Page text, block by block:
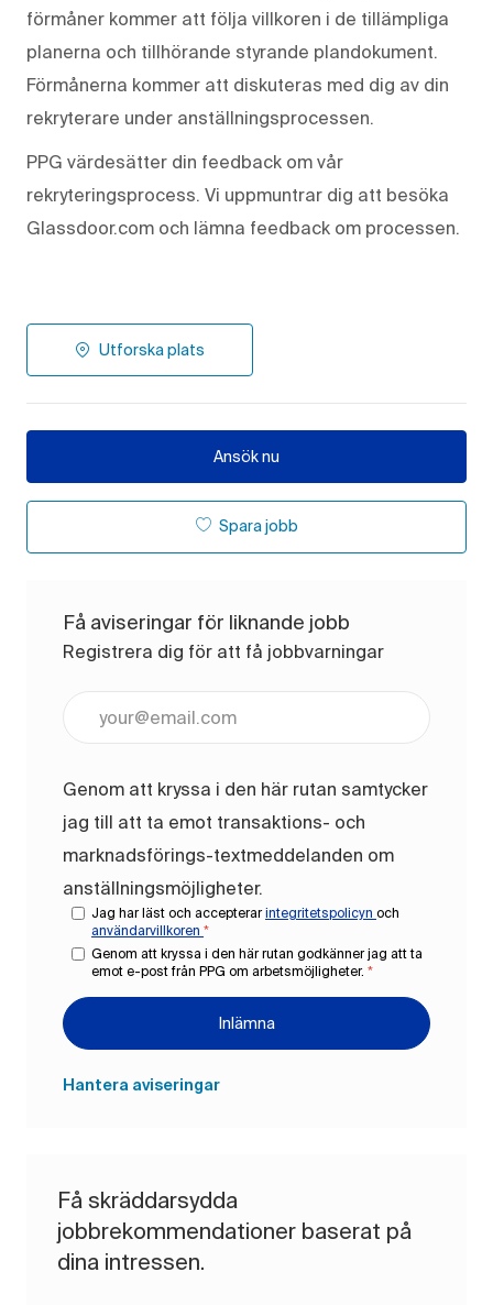
förmåner kommer att följa villkoren i de tillämpliga
planerna och tillhörande styrande plandokument.
Förmånerna kommer att diskuteras med dig av din
rekryterare under anställningsprocessen.
PPG värdesätter din feedback om vår
rekryteringsprocess. Vi uppmuntrar dig att besöka
Glassdoor.com och lämna feedback om processen.
Utforska plats
Ansök nu
Spara jobb
Få aviseringar för liknande jobb
Registrera dig för att få jobbvarningar
Genom att kryssa i den här rutan samtycker
jag till att ta emot transaktions- och
marknadsförings-textmeddelanden om
anställningsmöjligheter.
Jag har läst och accepterarintegritetspolicyn och
användarvillkoren *
Genom att kryssa i den här rutan godkänner jag att ta
emot e-post från PPG om arbetsmöjligheter. *
Inlämna
Hantera aviseringar
Få skräddarsydda
jobbrekommendationer baserat på
dina intressen.